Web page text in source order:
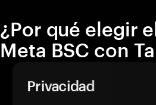
¿Por qué elegir
Meta BSC con
Privacidad